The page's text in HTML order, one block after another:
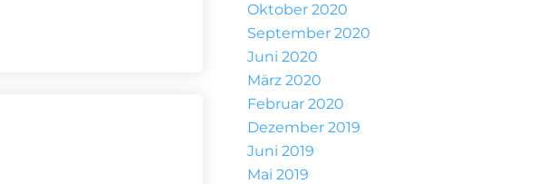
Oktober 2020
September 2020
Juni 2020
März 2020
Februar 2020
Dezember 2019
Juni 2019
Mai 2019